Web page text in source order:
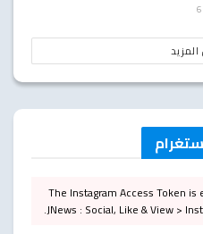
The Instagram Access Token
JNews : Social, Like & View >